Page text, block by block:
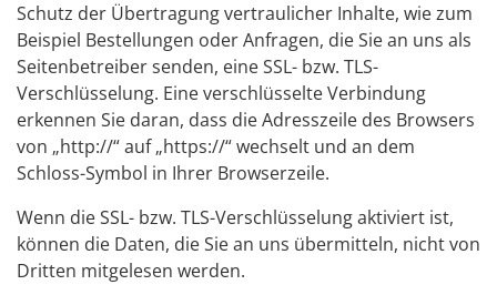
Schutz der Übertragung vertraulicher Inhalte, wie zum
Beispiel Bestellungen oder Anfragen, die Sie an uns als
Seitenbetreiber senden, eine SSL- bzw. TLS-
Verschlüsselung. Eine verschlüsselte Verbindung
erkennen Sie daran, dass die Adresszeile des Browsers
von „http://“ auf „https://“ wechselt und an dem
Schloss-Symbol in Ihrer Browserzeile.
Wenn die SSL- bzw. TLS-Verschlüsselung aktiviert ist,
können die Daten, die Sie an uns übermitteln, nicht von
Dritten mitgelesen werden.